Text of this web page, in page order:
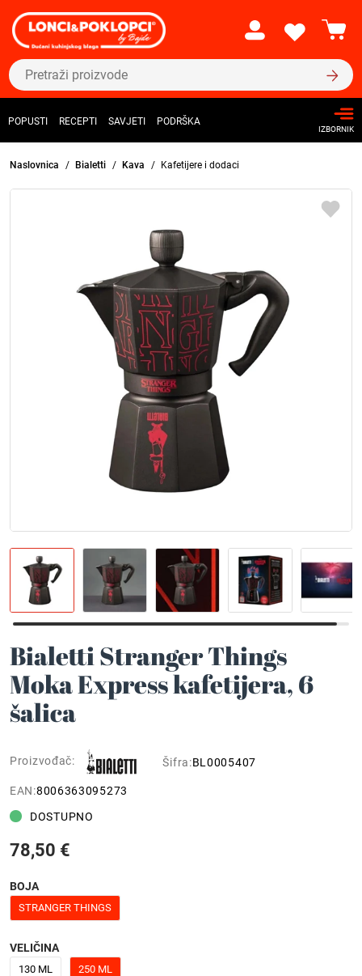
POPUSTI RECEPTI SAVJETI PODRŠKA
IZBORNIK
Naslovnica Bialetti Kava Kafetijere i dodaci
Bialetti Stranger Things
Moka Express kafetijera, 6
šalica
Proizvođač: Šifra:BL0005407
EAN:8006363095273
DOSTUPNO
78,50 €
BOJA
STRANGER THINGS
VELIČINA
130 ML 250 ML